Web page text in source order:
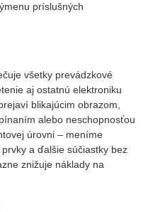
príslušných
všetky prevádzkové
aj ostatnú elektroniku
blikajúcim obrazom,
alebo neschopnosťou
úrovni – meníme
a ďalšie súčiastky bez
znižuje náklady na